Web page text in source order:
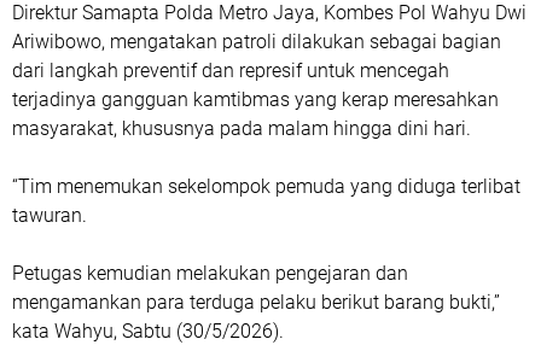
Direktur Samapta Polda Metro Jaya, Kombes Pol Wahyu Dwi
Ariwibowo, mengatakan patroli dilakukan sebagai bagian
dari langkah preventif dan represif untuk mencegah
terjadinya gangguan kamtibmas yang kerap meresahkan
masyarakat, khususnya pada malam hingga dini hari.
“Tim menemukan sekelompok pemuda yang diduga terlibat
tawuran.
Petugas kemudian melakukan pengejaran dan
mengamankan para terduga pelaku berikut barang bukti,”
kata Wahyu, Sabtu (30/5/2026).